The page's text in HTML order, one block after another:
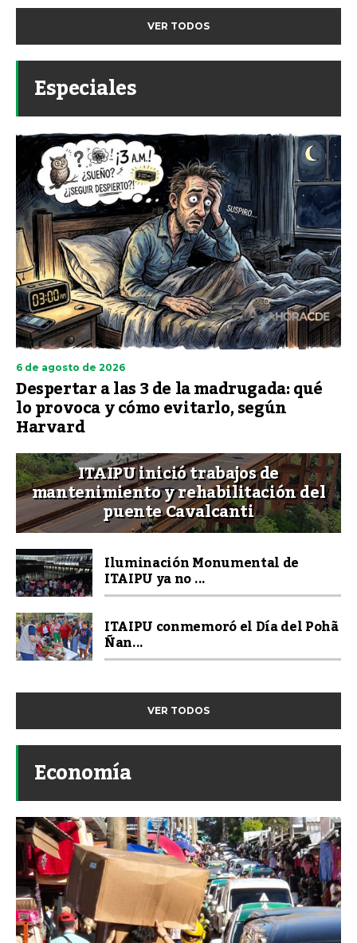
VER TODOS
Especiales
6 de agosto de 2026
Despertar a las 3 de la madrugada: qué
lo provoca y cómo evitarlo, según
Harvard
ITAIPU inició trabajos de
mantenimiento y rehabilitación del
puente Cavalcanti
Iluminación Monumental de
ITAIPU ya no ...
ITAIPU conmemoró el Día del Pohã
Ñan...
VER TODOS
Economía